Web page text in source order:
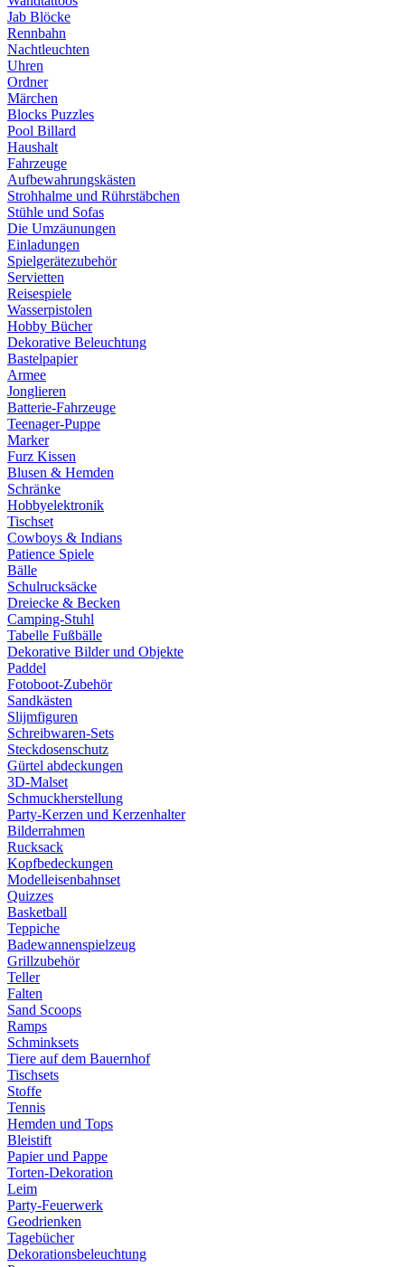
Jab Blöcke
Rennbahn
Nachtleuchten
Uhren
Ordner
Märchen
Blocks Puzzles
Pool Billard
Haushalt
Fahrzeuge
Aufbewahrungskästen
Strohhalme und Rührstäbchen
Stühle und Sofas
Die Umzäunungen
Einladungen
Spielgerätezubehör
Servietten
Reisespiele
Wasserpistolen
Hobby Bücher
Dekorative Beleuchtung
Bastelpapier
Armee
Jonglieren
Batterie-Fahrzeuge
Teenager-Puppe
Marker
Furz Kissen
Blusen & Hemden
Schränke
Hobbyelektronik
Tischset
Cowboys & Indians
Patience Spiele
Bälle
Schulrucksäcke
Dreiecke & Becken
Camping-Stuhl
Tabelle Fußbälle
Dekorative Bilder und Objekte
Paddel
Fotoboot-Zubehör
Sandkästen
Slijmfiguren
Schreibwaren-Sets
Steckdosenschutz
Gürtel abdeckungen
3D-Malset
Schmuckherstellung
Party-Kerzen und Kerzenhalter
Bilderrahmen
Rucksack
Kopfbedeckungen
Modelleisenbahnset
Quizzes
Basketball
Teppiche
Badewannenspielzeug
Grillzubehör
Teller
Falten
Sand Scoops
Ramps
Schminksets
Tiere auf dem Bauernhof
Tischsets
Stoffe
Tennis
Hemden und Tops
Bleistift
Papier und Pappe
Torten-Dekoration
Leim
Party-Feuerwerk
Geodrienken
Tagebücher
Dekorationsbeleuchtung